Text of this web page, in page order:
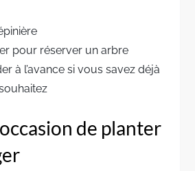
pour réserver un arbre
à l’avance si vous savez déjà
de planter